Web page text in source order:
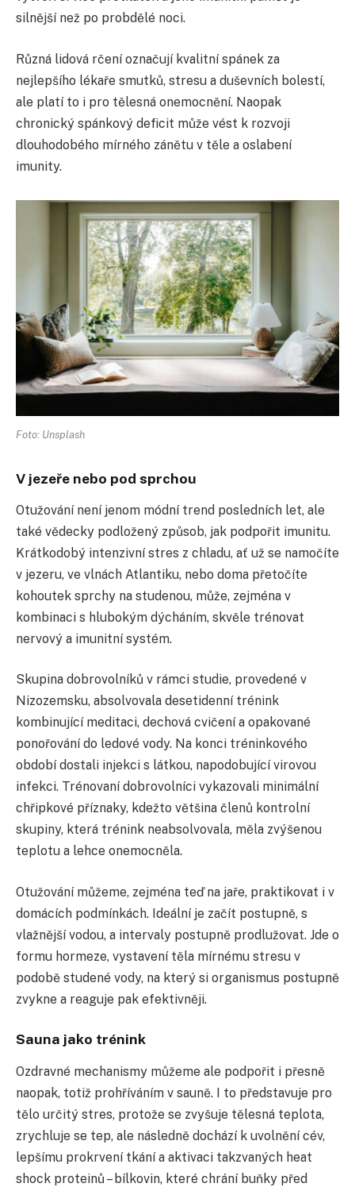
silnější než po probdělé noci.
Různá lidová rčení označují kvalitní spánek za
nejlepšího lékaře smutků, stresu a duševních bolestí,
ale platí to i pro tělesná onemocnění. Naopak
chronický spánkový deficit může vést k rozvoji
dlouhodobého mírného zánětu v těle a oslabení
imunity.
Foto: Unsplash
V jezeře nebo pod sprchou
Otužování není jenom módní trend posledních let, ale
také vědecky podložený způsob, jak podpořit imunitu.
Krátkodobý intenzivní stres z chladu, ať už se namočíte
v jezeru, ve vlnách Atlantiku, nebo doma přetočíte
kohoutek sprchy na studenou, může, zejména v
kombinaci s hlubokým dýcháním, skvěle trénovat
nervový a imunitní systém.
Skupina dobrovolníků v rámci studie, provedené v
Nizozemsku, absolvovala desetidenní trénink
kombinující meditaci, dechová cvičení a opakované
ponořování do ledové vody. Na konci tréninkového
období dostali injekci s látkou, napodobující virovou
infekci. Trénovaní dobrovolníci vykazovali minimální
chřipkové příznaky, kdežto většina členů kontrolní
skupiny, která trénink neabsolvovala, měla zvýšenou
teplotu a lehce onemocněla.
Otužování můžeme, zejména teď na jaře, praktikovat i v
domácích podmínkách. Ideální je začít postupně, s
vlažnější vodou, a intervaly postupně prodlužovat. Jde o
formu hormeze, vystavení těla mírnému stresu v
podobě studené vody, na který si organismus postupně
zvykne a reaguje pak efektivněji.
Sauna jako trénink
Ozdravné mechanismy můžeme ale podpořit i přesně
naopak, totiž prohříváním v sauně. I to představuje pro
tělo určitý stres, protože se zvyšuje tělesná teplota,
zrychluje se tep, ale následně dochází k uvolnění cév,
lepšímu prokrvení tkání a aktivaci takzvaných heat
shock proteinů – bílkovin, které chrání buňky před